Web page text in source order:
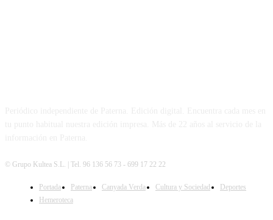
SÍGUENOS
© Grupo Kultea S.L. | Tel. 96 136 56 73 - 699 17 22 22
Portada Paterna Canyada Verda Cultura y Sociedad
Deportes
Hemeroteca